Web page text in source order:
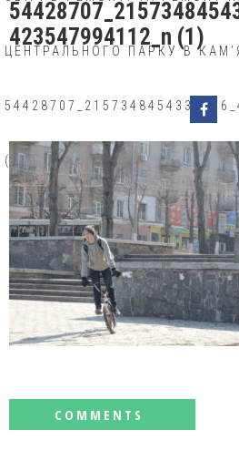
ЦЕНТРАЛЬНОГО ПАРКУ В
(1)
423547994112_n (1)